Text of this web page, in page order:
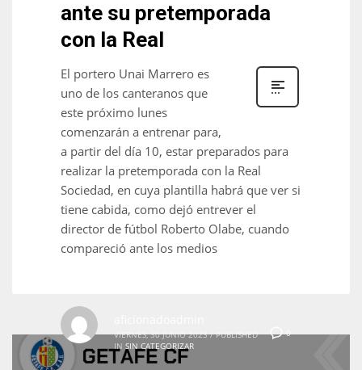
NYJ
ante su pretemporada
con la Real
El portero Unai Marrero es
uno de los canteranos que
este próximo lunes
comenzarán a entrenar para,
a partir del día 10, estar preparados para
realizar la pretemporada con la Real
Sociedad, en cuya plantilla habrá que ver si
tiene cabida, como dejó entrever el
director de fútbol Roberto Olabe, cuando
compareció ante los medios
0
VIERNES, 30 JUNIO 2023 / PUBLISHED
IN SIN CATEGORIZAR